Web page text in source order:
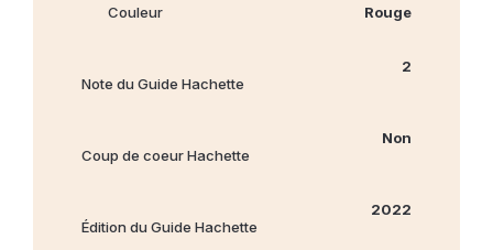
Couleur Rouge
Note du Guide Hachette
2
Coup de coeur Hachette
Non
Édition du Guide Hachette
2022